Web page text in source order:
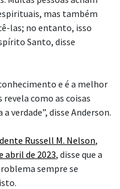
mas também
las; no entanto, isso
Santo, disse
e é a melhor
como as coisas
verdade”, disse Anderson.
Russell M. Nelson,
abril de 2023, disse que a
sempre se